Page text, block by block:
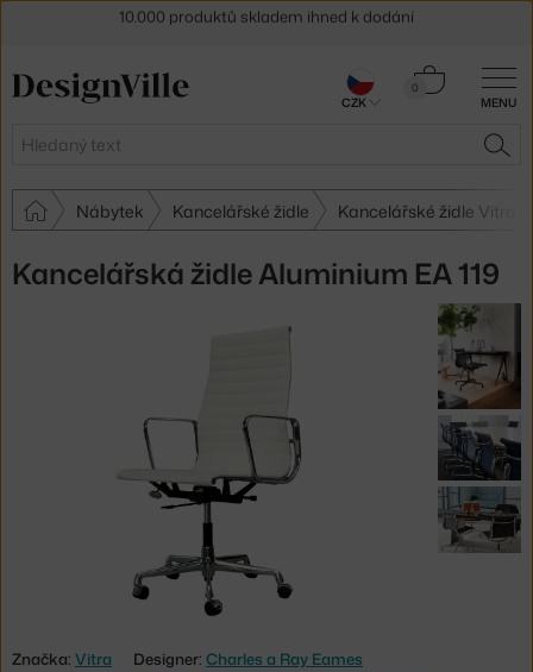
MENU
Hledat
0
Košík
Nábytek Kancelářské židle Kancelářské židle Vitra
Kancelářská židle Aluminium EA 119
Značka: Vitra Designer: Charles a Ray Eames
30 dní na vrácení zboží
CZK